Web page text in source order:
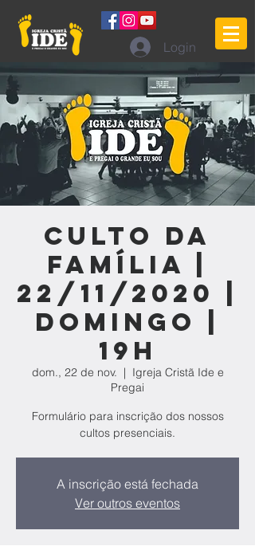
Login
Culto da
Família |
22/11/2020 |
Domingo |
19h
dom., 22 de nov.
  |
Igreja Cristã Ide e
Pregai
Formulário para inscrição dos nossos
cultos presenciais.
A inscrição está fechada
Ver outros eventos